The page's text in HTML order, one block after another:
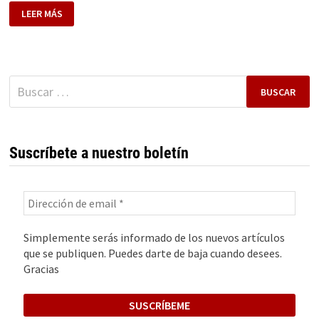
PROTOCOLOS
SMART
HOME:
ZIGBEE,
THREAD
Y
MATTER
INTELIGENTE
LEER MÁS
Buscar:
Suscríbete a nuestro boletín
Simplemente serás informado de los nuevos artículos
que se publiquen. Puedes darte de baja cuando desees.
Gracias